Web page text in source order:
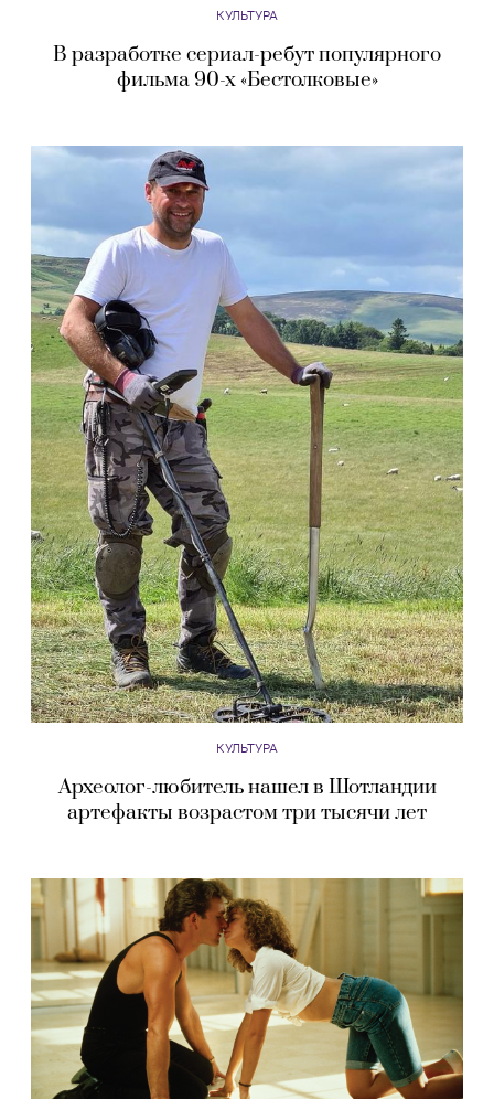
КУЛЬТУРА
В разработке сериал-ребут популярного
фильма 90-х «Бестолковые»
КУЛЬТУРА
Археолог-любитель нашел в Шотландии
артефакты возрастом три тысячи лет